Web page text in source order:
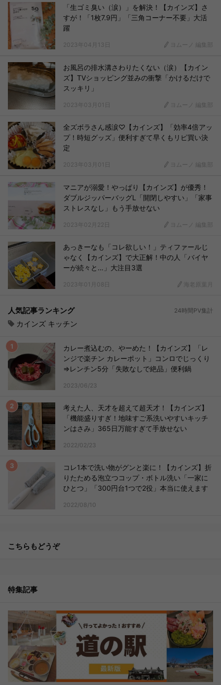
「生ゴミ臭い（涙）」を解決！【カインズ】さ
すが！「1枚7.9円」「三角コーナー不要」大活
躍
2023年04月13日 ヨムーノ 編集部
お風呂の排水溝さわりたくない（涙）【カイン
ズ】TVショッピング並みの衝撃「かけるだけで
スッキリ」
2023年03月01日 ヨムーノ 編集部
全ズボラさん感涙♡【カインズ】「効率4倍アッ
プ！時短グッズ」便利すぎて早くもリピ買い決
定
2023年03月01日 ヨムーノ 編集部
マニアが溺愛！やっぱり【カインズ】が優秀！
ダブルジッパーバッグL「開閉しやすい」「家事
ストレスなし」もう手放せない
2023年02月22日 ヨムーノ 編集部
あっきーなも「コレ欲しい！」ティファールじ
ゃなく【カインズ】で大正解！中の人「バイヤ
ーが続々と…」大注目3選
2023年01月08日 海老原葉月
人気記事ランキング 24時間PV集計
カインズ キッチン
カレー煮込むの、やーめた！【カインズ】「レ
ンジで楽チン カレーポット」コンロでじっくり
⇒レンチン5分「失敗なしで絶品」便利鍋
2023/06/23
考えた人、天才を超えて超天才！【カインズ】
「機能盛りすぎ！地味すご系洗いやすいキッチ
ンはさみ」365日万能すぎて手放せない
2022/02/23
コレ1本で洗い物がグンと楽に！【カインズ】折
りたためる泡立つコップ・ボトル洗い「一家に
ひとつ」「300円台1つで2役」本当に使えます
2022/08/10
こちらもどうぞ
特集記事